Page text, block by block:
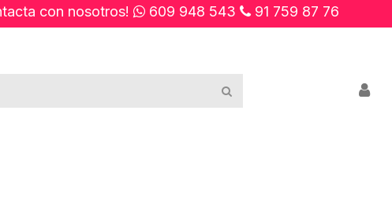
con nosotros! 609 948 543 91 759 87 76